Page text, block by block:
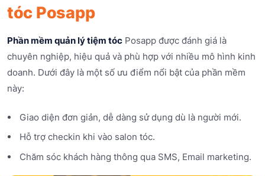
tóc Posapp
Phần mềm quản lý tiệm tóc Posapp được đánh giá là
chuyên nghiệp, hiệu quả và phù hợp với nhiều mô hình kinh
doanh. Dưới đây là một số ưu điểm nổi bật của phần mềm
này:
Giao diện đơn giản, dễ dàng sử dụng dù là người mới.
Hỗ trợ checkin khi vào salon tóc.
Chăm sóc khách hàng thông qua SMS, Email marketing.